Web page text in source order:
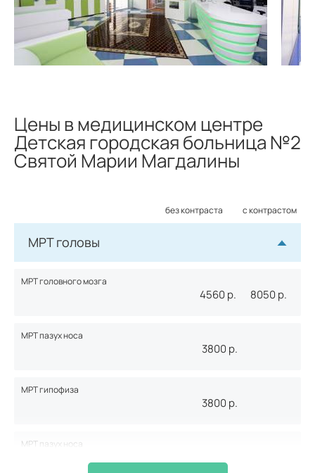
Цены в медицинском центре
Детская городская больница №2
Святой Марии Магдалины
с контрастом
без контраста
МРТ головы
8050 р.
4560 р.
МРТ головного мозга
3800 р.
МРТ пазух носа
3800 р.
МРТ гипофиза
МРТ пазух носа